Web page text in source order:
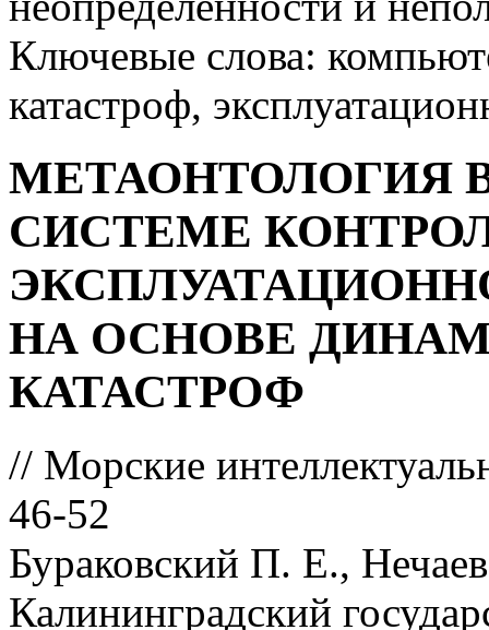
Ключевые слова:
катастроф,
МЕТАОНТОЛОГИЯ
СИСТЕМЕ
НА ОСНОВЕ
КАТАСТРОФ
// Морские
46-52
Бураковский П. Е.,
Калининградский